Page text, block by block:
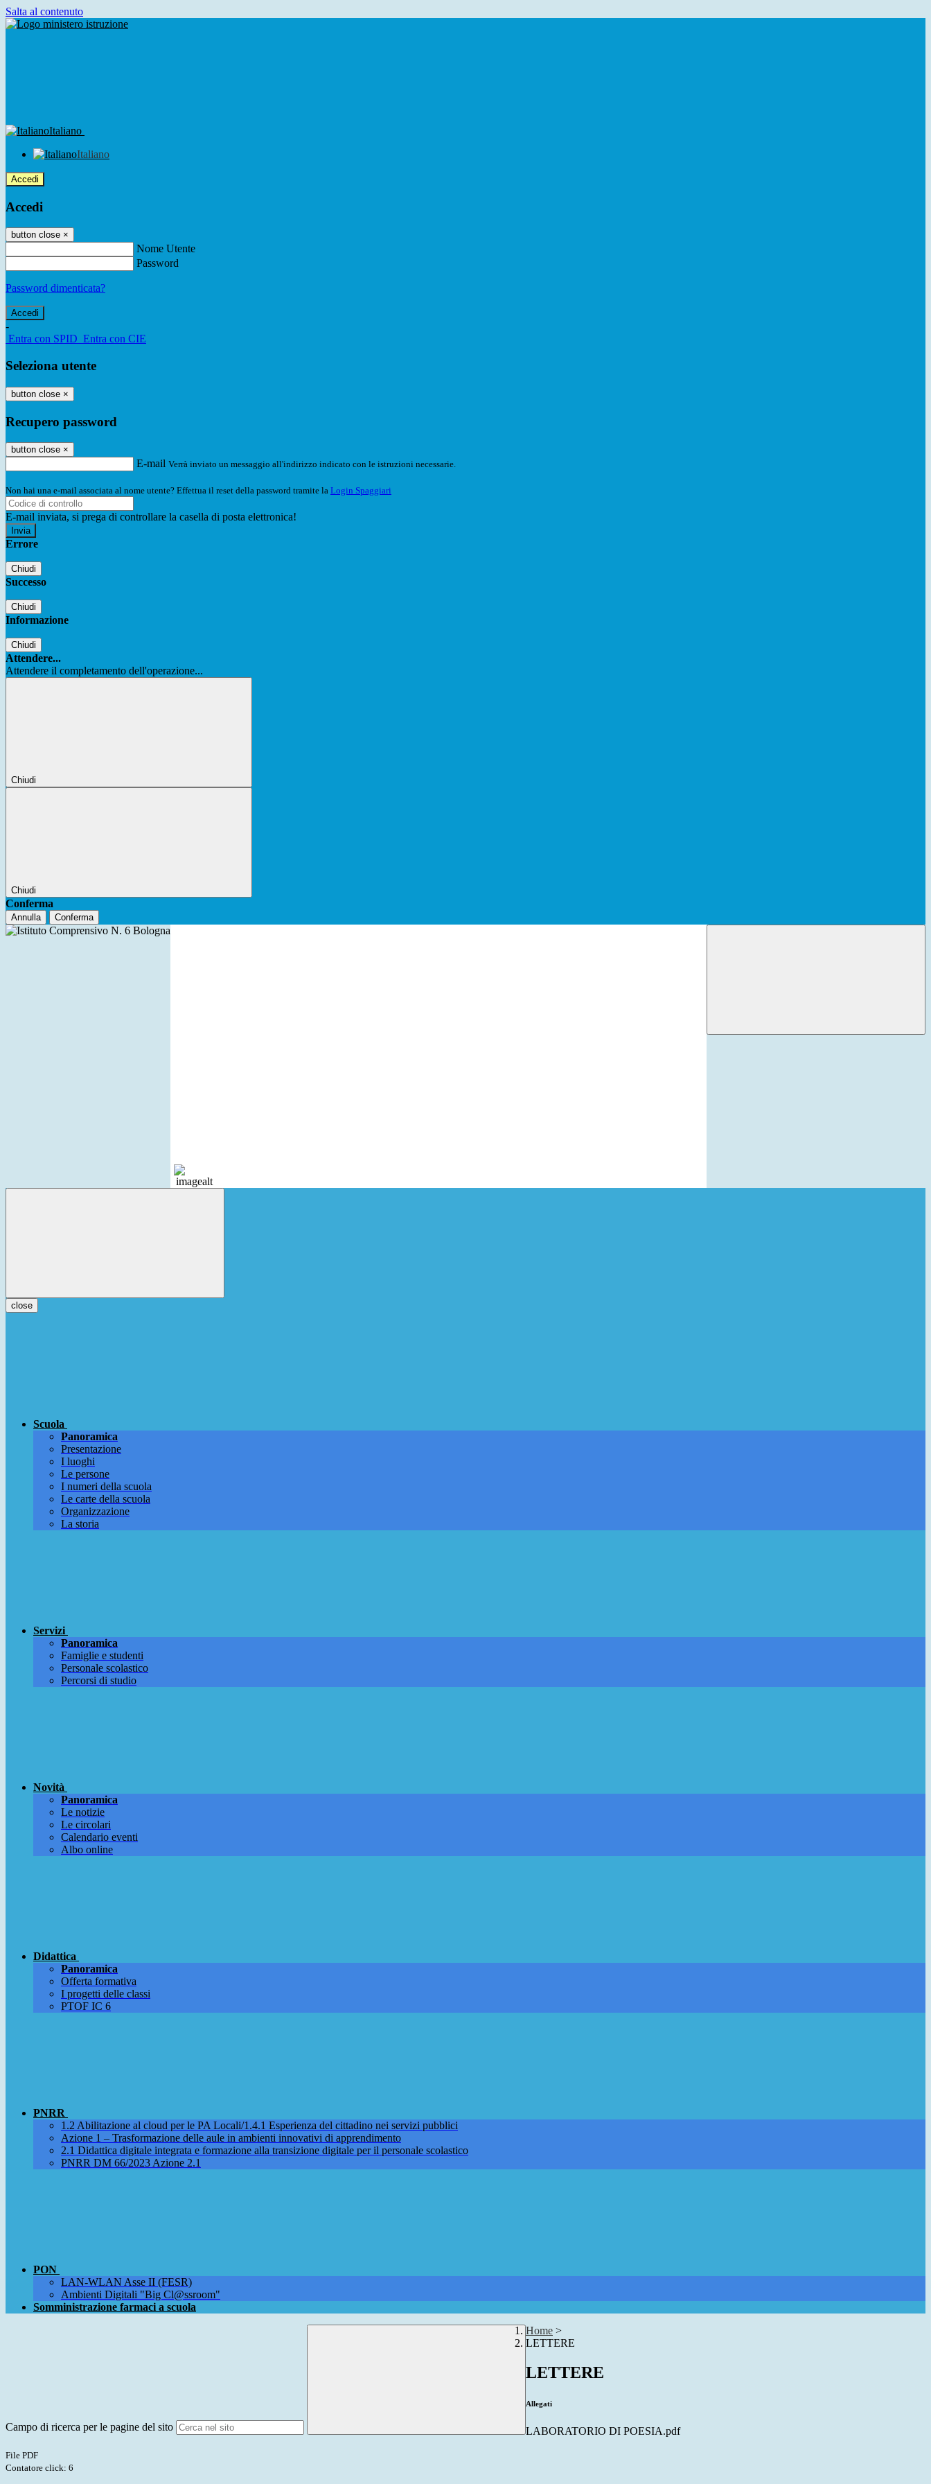
Salta al contenuto
Italiano
Italiano
Accedi
Accedi
button close ×
Nome Utente
Password
Password dimenticata?
-
Entra con SPID Entra con CIE
Seleziona utente
button close ×
Recupero password
button close ×
E-mail Verrà inviato un messaggio all'indirizzo indicato con le istruzioni necessarie.
Non hai una e-mail associata al nome utente? Effettua il reset della password tramite la Login Spaggiari
E-mail inviata, si prega di controllare la casella di posta elettronica!
Errore
Chiudi
Successo
Chiudi
Informazione
Chiudi
Attendere...
Attendere il completamento dell'operazione...
Chiudi
Chiudi
Conferma
Annulla Conferma
close
Scuola
Panoramica
Presentazione
I luoghi
Le persone
I numeri della scuola
Le carte della scuola
Organizzazione
La storia
Servizi
Panoramica
Famiglie e studenti
Personale scolastico
Percorsi di studio
Novità
Panoramica
Le notizie
Le circolari
Calendario eventi
Albo online
Didattica
Panoramica
Offerta formativa
I progetti delle classi
PTOF IC 6
PNRR
1.2 Abilitazione al cloud per le PA Locali/1.4.1 Esperienza del cittadino nei servizi pubblici
Azione 1 – Trasformazione delle aule in ambienti innovativi di apprendimento
2.1 Didattica digitale integrata e formazione alla transizione digitale per il personale scolastico
PNRR DM 66/2023 Azione 2.1
PON
LAN-WLAN Asse II (FESR)
Ambienti Digitali "Big Cl@ssroom"
Somministrazione farmaci a scuola
Campo di ricerca per le pagine del sito
Home >
LETTERE
LETTERE
Allegati
LABORATORIO DI POESIA.pdf
File PDF
Contatore click: 6